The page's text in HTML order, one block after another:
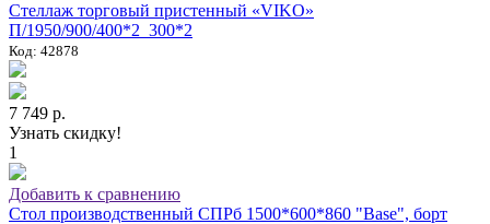
Стеллаж торговый пристенный «VIKO»
П/1950/900/400*2_300*2
Код: 42878
7 749 р.
Узнать скидку!
1
Добавить к сравнению
Стол производственный СПРб 1500*600*860 "Base", борт